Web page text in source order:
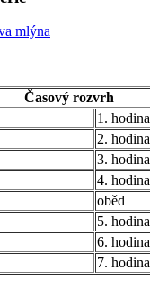
Časový rozvrh
1. hodina
2. hodina
3. hodina
4. hodina
oběd
5. hodina
6. hodina
7. hodina